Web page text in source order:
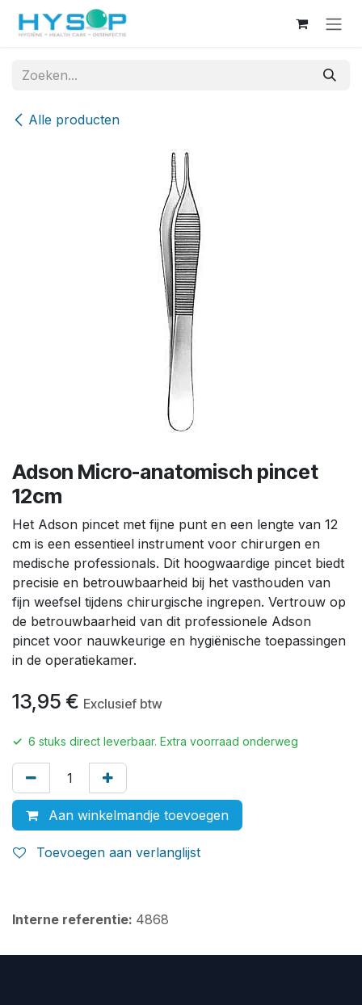
Overslaan naar inhoud
Alle producten
Adson Micro-anatomisch pincet
12cm
Het Adson pincet met fijne punt en een lengte van 12
cm is een essentieel instrument voor chirurgen en
medische professionals. Dit hoogwaardige pincet biedt
precisie en betrouwbaarheid bij het vasthouden van
fijn weefsel tijdens chirurgische ingrepen. Vertrouw op
de betrouwbaarheid van dit professionele Adson
pincet voor nauwkeurige en hygiënische toepassingen
in de operatiekamer.
13,95 € Exclusief btw
✓ 6 stuks direct leverbaar. Extra voorraad onderweg
Aan winkelmandje toevoegen
Toevoegen aan verlanglijst
Interne referentie: 4868